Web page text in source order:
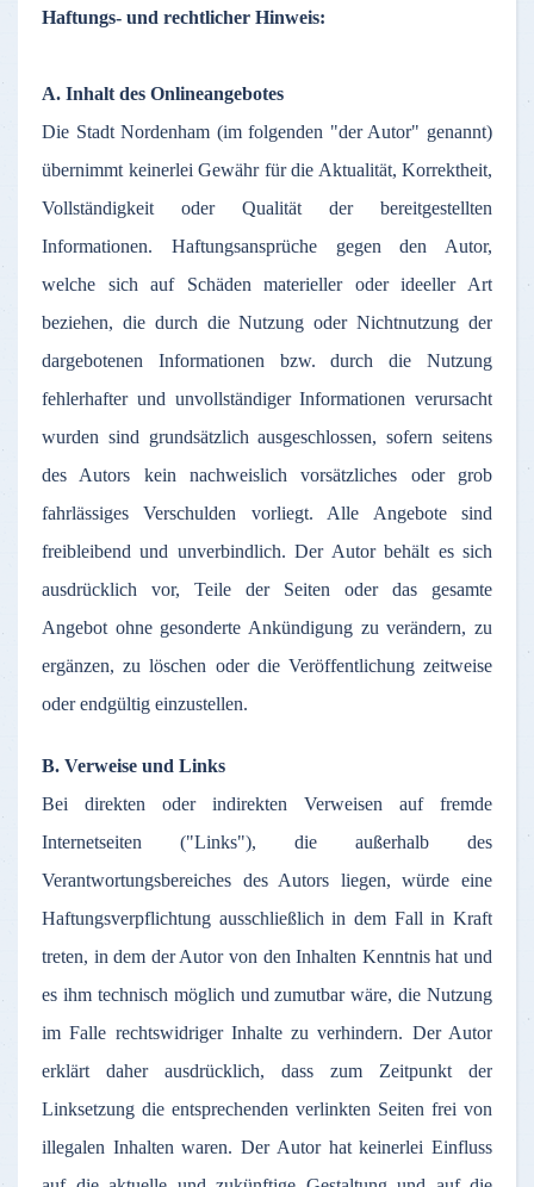
Haftungs- und rechtlicher Hinweis:
A. Inhalt des Onlineangebotes
Die Stadt Nordenham (im folgenden "der Autor" genannt)
übernimmt keinerlei Gewähr fürdie Aktualität, Korrektheit,
Vollständigkeit
oder Qualität der
bereitgestellten
Informationen. Haftungsansprüche gegen den Autor,
welche
sich auf Schäden materieller oder ideellerArt
beziehen, die durch dieNutzung oder Nichtnutzung der
dargebotenen
Informationen bzw.durch dieNutzung
fehlerhafterund unvollständiger Informationen verursacht
wurden sind grundsätzlich ausgeschlossen,sofern seitens
des Autors kein nachweislich vorsätzliches oder
grob
fahrlässiges
Verschulden vorliegt. Alle Angebote
sind
freibleibend und unverbindlich.Der Autor behält es sich
ausdrücklich
vor, Teile der Seiten oder das
gesamte
Angebot ohne gesonderte Ankündigung zu verändern,zu
ergänzen,zu löschen oderdie Veröffentlichung zeitweise
oder endgültig einzustellen.
B. Verweise und Links
Bei
direkten oder indirekten Verweisen auf
fremde
Internetseiten ("Links"), die außerhalb des
Verantwortungsbereiches des Autors liegen,würde eine
Haftungsverpflichtung ausschließlich indem Fall in Kraft
treten, indem der Autorvon denInhalten Kenntnishat und
es ihm technisch möglich undzumutbar wäre, die Nutzung
im Falle rechtswidriger Inhalte zu verhindern. Der Autor
erklärt
daher ausdrücklich, dass zum Zeitpunkt
der
Linksetzung die entsprechenden verlinkten Seiten frei von
illegalen Inhalten waren.Der Autorhatkeinerlei Einfluss